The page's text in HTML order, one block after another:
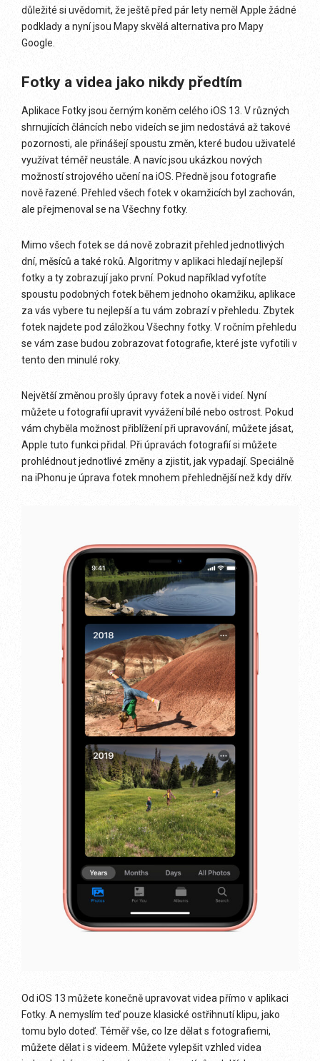
důležité si uvědomit, že ještě před pár lety neměl Apple žádné
podklady a nyní jsou Mapy skvělá alternativa pro Mapy
Google.
Fotky a videa jako nikdy předtím
Aplikace Fotky jsou černým koněm celého iOS 13. V různých
shrnujících článcích nebo videích se jim nedostává až takové
pozornosti, ale přinášejí spoustu změn, které budou uživatelé
využívat téměř neustále. A navíc jsou ukázkou nových
možností strojového učení na iOS. Předně jsou fotografie
nově řazené. Přehled všech fotek v okamžicích byl zachován,
ale přejmenoval se na Všechny fotky.
Mimo všech fotek se dá nově zobrazit přehled jednotlivých
dní, měsíců a také roků. Algoritmy v aplikaci hledají nejlepší
fotky a ty zobrazují jako první. Pokud například vyfotíte
spoustu podobných fotek během jednoho okamžiku, aplikace
za vás vybere tu nejlepší a tu vám zobrazí v přehledu. Zbytek
fotek najdete pod záložkou Všechny fotky. V ročním přehledu
se vám zase budou zobrazovat fotografie, které jste vyfotili v
tento den minulé roky.
Největší změnou prošly úpravy fotek a nově i videí. Nyní
můžete u fotografií upravit vyvážení bílé nebo ostrost. Pokud
vám chyběla možnost přiblížení při upravování, můžete jásat,
Apple tuto funkci přidal. Při úpravách fotografií si můžete
prohlédnout jednotlivé změny a zjistit, jak vypadají. Speciálně
na iPhonu je úprava fotek mnohem přehlednější než kdy dřív.
Od iOS 13 můžete konečně upravovat videa přímo v aplikaci
Fotky. A nemyslím teď pouze klasické ostřihnutí klipu, jako
tomu bylo doteď. Téměř vše, co lze dělat s fotografiemi,
můžete dělat i s videem. Můžete vylepšit vzhled videa